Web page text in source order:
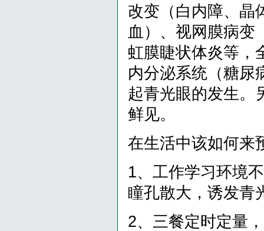
改变（白内障、晶
血）、视网膜病变
虹膜睫状体炎等，
内分泌系统（糖尿
起青光眼的发生。
鲜见。
在生活中该如何来
1、工作学习环境
瞳孔散大，诱发青
2、三餐定时定量